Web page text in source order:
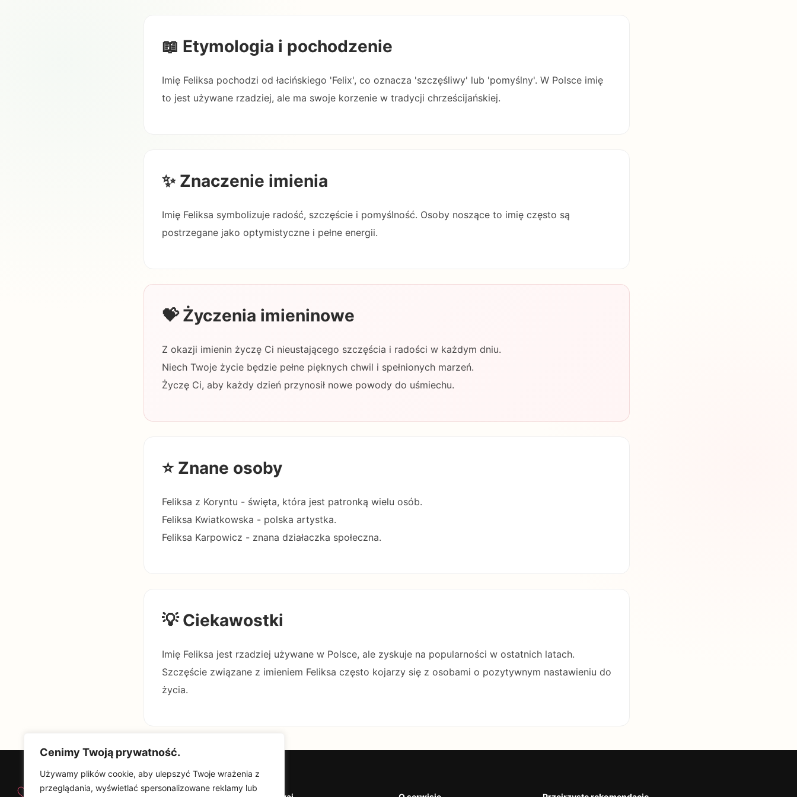
Cenimy Twoją prywatność.
Używamy plików cookie, aby ulepszyć Twoje wrażenia z
przeglądania, wyświetlać spersonalizowane reklamy lub
📖 Etymologia i pochodzenie
Imię Feliksa pochodzi od łacińskiego 'Felix', co oznacza 'szczęśliwy' lub 'pomyślny'. W Polsce imię
to jest używane rzadziej, ale ma swoje korzenie w tradycji chrześcijańskiej.
✨ Znaczenie imienia
Imię Feliksa symbolizuje radość, szczęście i pomyślność. Osoby noszące to imię często są
postrzegane jako optymistyczne i pełne energii.
💝 Życzenia imieninowe
Z okazji imienin życzę Ci nieustającego szczęścia i radości w każdym dniu.
Niech Twoje życie będzie pełne pięknych chwil i spełnionych marzeń.
Życzę Ci, aby każdy dzień przynosił nowe powody do uśmiechu.
⭐ Znane osoby
Feliksa z Koryntu - święta, która jest patronką wielu osób.
Feliksa Kwiatkowska - polska artystka.
Feliksa Karpowicz - znana działaczka społeczna.
💡 Ciekawostki
Imię Feliksa jest rzadziej używane w Polsce, ale zyskuje na popularności w ostatnich latach.
Szczęście związane z imieniem Feliksa często kojarzy się z osobami o pozytywnym nastawieniu do
życia.